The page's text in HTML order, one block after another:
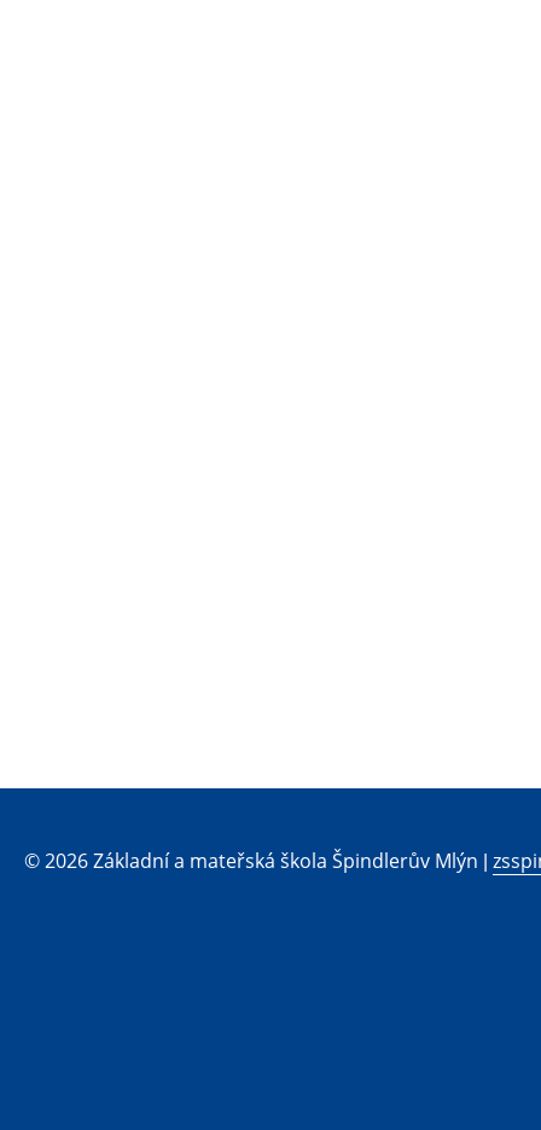
© 2026 Základní a mateřská škola Špindlerův Mlýn |